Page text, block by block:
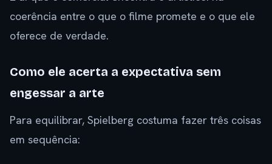
coerência entre o que o filme promete e o que ele
oferece de verdade.
Como ele acerta a expectativa sem
engessar a arte
Para equilibrar, Spielberg costuma fazer três coisas
em sequência: